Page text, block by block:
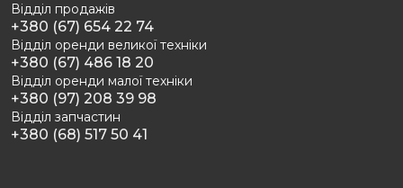
Відділ продажів
+380 (67) 654 22 74
Відділ оренди великої техніки
+380 (67) 486 18 20
Відділ оренди малої техніки
+380 (97) 208 39 98
Відділ запчастин
+380 (68) 517 50 41